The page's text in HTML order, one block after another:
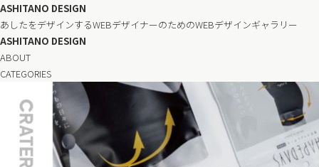
ASHITANO DESIGN
あしたをデザインするWEBデザイナーのためのWEBデザインギャラリー
ASHITANO DESIGN
ABOUT
CATEGORIES